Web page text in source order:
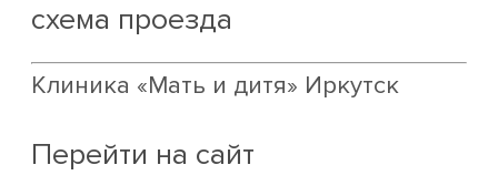
схема проезда
Клиника «Мать и дитя» Иркутск
Перейти на сайт